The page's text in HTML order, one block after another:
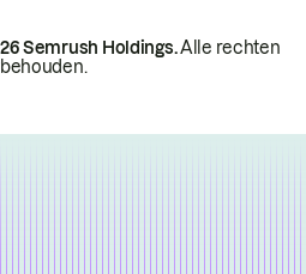
Semrush Holdings.Alle rechten